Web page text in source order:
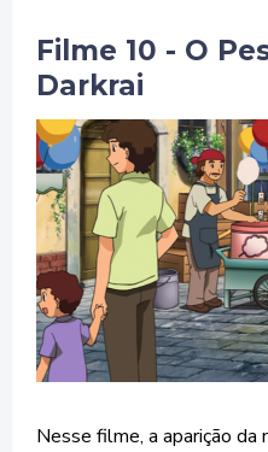
Filme 10 - O
Darkrai
Nesse filme, a aparição da